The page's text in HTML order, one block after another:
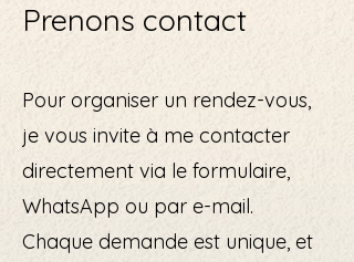
Prenons contact
Pour organiser un rendez-vous,
je vous invite à me contacter
directement via le formulaire,
WhatsApp ou par e-mail.
Chaque demande est unique, et